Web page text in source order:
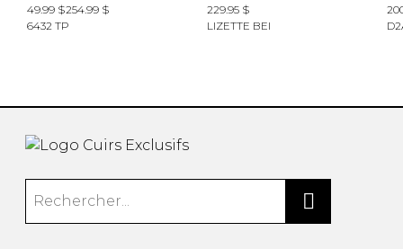
49.99 $254.99 $
6432 TP
229.95 $
LIZETTE BEI